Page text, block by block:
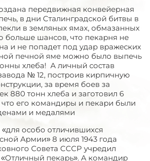
передвижная конвейерная
в дни Сталинградской битвы в
в земляных ямах, обмазанных
больше шансов, что пекарня не
и не попадет под удар вражеских
печной яме можно было выпечь
хлеба! А личный состав
№ 12, построив кирпичную
за время боев за
880 тонн хлеба и заготовил 6
что его командиры и пекари были
и медалями
особо отличившихся
Армии» 8 июля 1943 года
Совета СССР учредил
пекарь». А командир